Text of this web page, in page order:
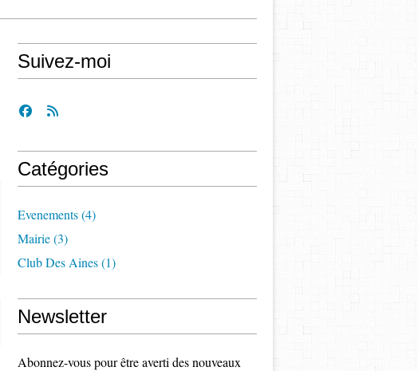
Suivez-moi
Catégories
Evenements(4)
Mairie(3)
Club Des Aines(1)
Newsletter
Abonnez-vous pour être averti des nouveaux